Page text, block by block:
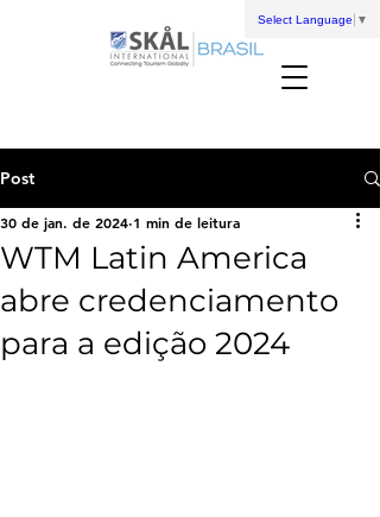
Select Language ▼
Post
WTM Latin America
abre credenciamento
para a edição 2024
30 de jan. de 2024 1 min de leitura